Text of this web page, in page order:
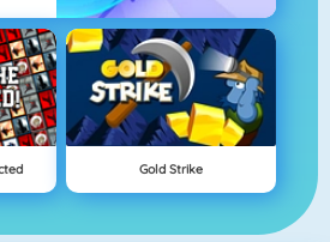
Gold Strike